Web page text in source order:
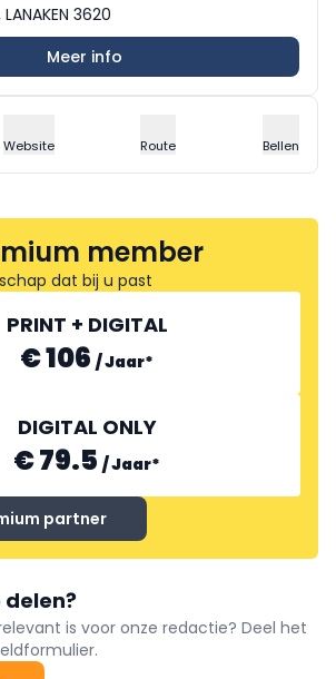
LANAKEN 3620
Meer info
Website Route Bellen
member
dat bij u past
PRINT + DIGITAL
€ 106 /Jaar*
DIGITAL ONLY
€ 79.5 /Jaar*
partner
is voor onze redactie? Deel het